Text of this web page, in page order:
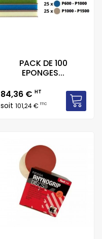
PACK DE 100
EPONGES...
Prix
84,36 € HT
soit 101,24 €TTC